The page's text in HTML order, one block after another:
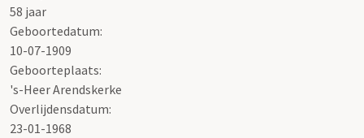
58 jaar
Geboortedatum:
10-07-1909
Geboorteplaats:
's-Heer Arendskerke
Overlijdensdatum:
23-01-1968